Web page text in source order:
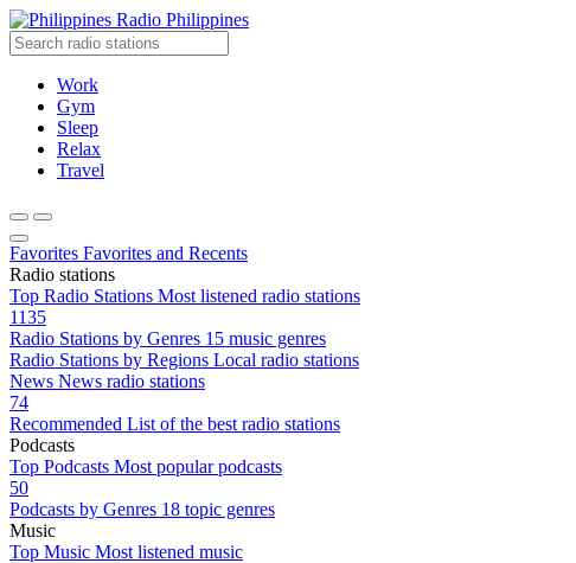
Radio Philippines
Work
Gym
Sleep
Relax
Travel
Favorites Favorites and Recents
Radio stations
Top Radio Stations Most listened radio stations
1135
Radio Stations by Genres 15 music genres
Radio Stations by Regions Local radio stations
News News radio stations
74
Recommended List of the best radio stations
Podcasts
Top Podcasts Most popular podcasts
50
Podcasts by Genres 18 topic genres
Music
Top Music Most listened music